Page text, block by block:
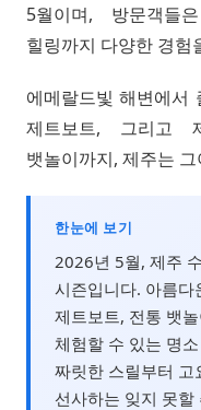
5월이며, 방문객들
힐링까지 다양한 경험
에메랄드빛 해변에서
제트보트, 그리고
뱃놀이까지, 제주는
한눈에 보기
2026년 5월, 제주
시즌입니다. 아름다
제트보트, 전통 뱃
체험할 수 있는 명
짜릿한 스릴부터
선사하는 잊지 못